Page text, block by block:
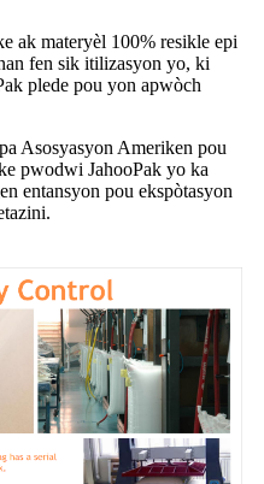
ak materyèl 100% resikle epi
fen sik itilizasyon yo, ki
plede pou yon apwòch
Asosyasyon Ameriken pou
pwodwi JahooPak yo ka
entansyon pou ekspòtasyon